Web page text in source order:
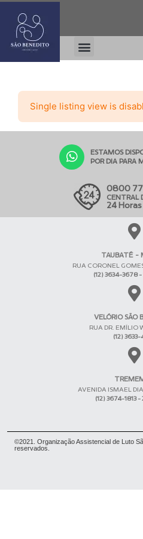
Single listing view is
ESTAMOS
POR DIA PARA
0800
CENTRAL
24 Horas
TAUBATÉ -
RUA CORONEL
(12) 3634-3678
VELÓRIO SÃO
RUA DR. EMÍLIO
(12)
AVENIDA ISMAEL
(12) 3674-1813
©2021. Organização Assistencial de Luto
reservados.